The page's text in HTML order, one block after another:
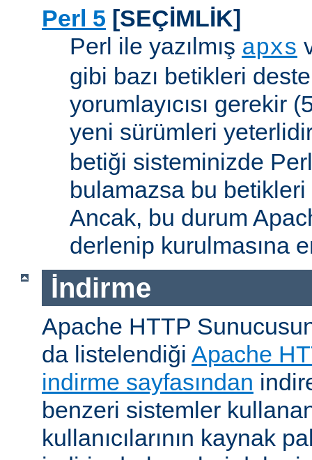
Perl 5 [SEÇİMLİK]
Perl ile yazılmış apxs
gibi bazı betikleri
yorumlayıcısı gerekir
yeni sürümleri
betiği sisteminizde Perl
bulamazsa bu betikleri
Ancak, bu durum
derlenip kurulmasına
İndirme
Apache HTTP
da listelendiği Apache
indirme sayfasından
benzeri sistemler
kullanıcılarının kaynak